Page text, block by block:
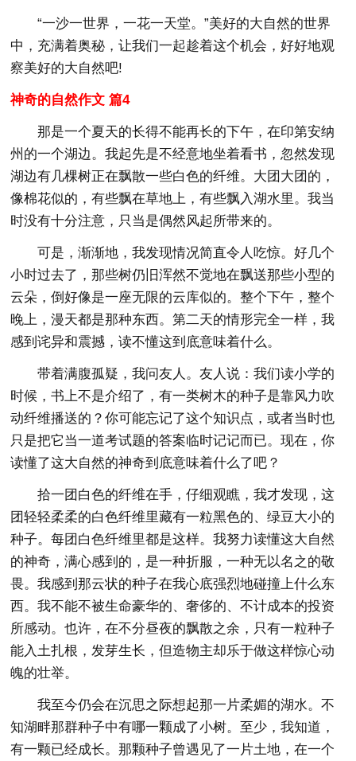
“一沙一世界，一花一天堂。”美好的大自然的世界
中，充满着奥秘，让我们一起趁着这个机会，好好地观
察美好的大自然吧!
神奇的自然作文 篇4
那是一个夏天的长得不能再长的下午，在印第安纳
州的一个湖边。我起先是不经意地坐着看书，忽然发现
湖边有几棵树正在飘散一些白色的纤维。大团大团的，
像棉花似的，有些飘在草地上，有些飘入湖水里。我当
时没有十分注意，只当是偶然风起所带来的。
可是，渐渐地，我发现情况简直令人吃惊。好几个
小时过去了，那些树仍旧浑然不觉地在飘送那些小型的
云朵，倒好像是一座无限的云库似的。整个下午，整个
晚上，漫天都是那种东西。第二天的情形完全一样，我
感到诧异和震撼，读不懂这到底意味着什么。
带着满腹孤疑，我问友人。友人说：我们读小学的
时候，书上不是介绍了，有一类树木的种子是靠风力吹
动纤维播送的？你可能忘记了这个知识点，或者当时也
只是把它当一道考试题的答案临时记记而已。现在，你
读懂了这大自然的神奇到底意味着什么了吧？
拾一团白色的纤维在手，仔细观瞧，我才发现，这
团轻轻柔柔的白色纤维里藏有一粒黑色的、绿豆大小的
种子。每团白色纤维里都是这样。我努力读懂这大自然
的神奇，满心感到的，是一种折服，一种无以名之的敬
畏。我感到那云状的种子在我心底强烈地碰撞上什么东
西。我不能不被生命豪华的、奢侈的、不计成本的投资
所感动。也许，在不分昼夜的飘散之余，只有一粒种子
能入土扎根，发芽生长，但造物主却乐于做这样惊心动
魄的壮举。
我至今仍会在沉思之际想起那一片柔媚的湖水。不
知湖畔那群种子中有哪一颗成了小树。至少，我知道，
有一颗已经成长。那颗种子曾遇见了一片土地，在一个